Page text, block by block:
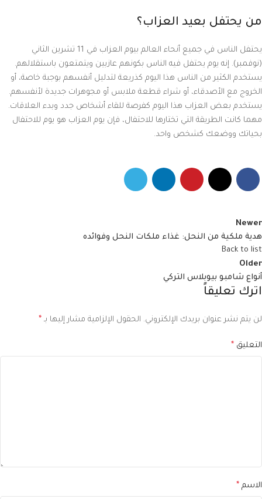
من يحتفل بعيد العزاب؟
يحتفل الناس في جميع أنحاء العالم بيوم العزاب في 11 تشرين الثاني
(نوفمبر). إنه يوم يحتفل فيه الناس بكونهم عازبين ويتمتعون باستقلالهم.
يستخدم الكثير من الناس هذا اليوم كذريعة لتدليل أنفسهم بوجبة خاصة، أو
الخروج مع الأصدقاء، أو شراء قطعة ملابس أو مجوهرات جديدة لأنفسهم.
يستخدم بعض العزاب هذا اليوم كفرصة للقاء أشخاص جدد وبدء العلاقات.
مهما كانت الطريقة التي تختارها للاحتفال، فإن يوم العزاب هو يوم للاحتفال
بحياتك ووضعك كشخص واحد.
Newer
هدية ملكية من النحل: غذاء ملكات النحل وفوائده
Back to list
Older
أنواع شامبو بيوبلاس التركي
اترك تعليقاً
لن يتم نشر عنوان بريدك الإلكتروني. الحقول الإلزامية مشار إليها بـ *
التعليق *
الاسم *